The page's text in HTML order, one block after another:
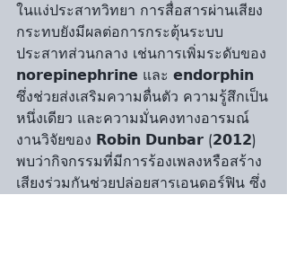
ในแง่ประสาทวิทยา การสื่อสารผ่านเสียง
กระทบยังมีผลต่อการกระตุ้นระบบ
ประสาทส่วนกลาง เช่นการเพิ่มระดับของ
𝗻𝗼𝗿𝗲𝗽𝗶𝗻𝗲𝗽𝗵𝗿𝗶𝗻𝗲 และ 𝗲𝗻𝗱𝗼𝗿𝗽𝗵𝗶𝗻
ซึ่งช่วยส่งเสริมความตื่นตัว ความรู้สึกเป็น
หนึ่งเดียว และความมั่นคงทางอารมณ์
งานวิจัยของ 𝗥𝗼𝗯𝗶𝗻 𝗗𝘂𝗻𝗯𝗮𝗿 (𝟮𝟬𝟭𝟮)
พบว่ากิจกรรมที่มีการร้องเพลงหรือสร้าง
เสียงร่วมกันช่วยปล่อยสารเอนดอร์ฟิน ซึ่ง